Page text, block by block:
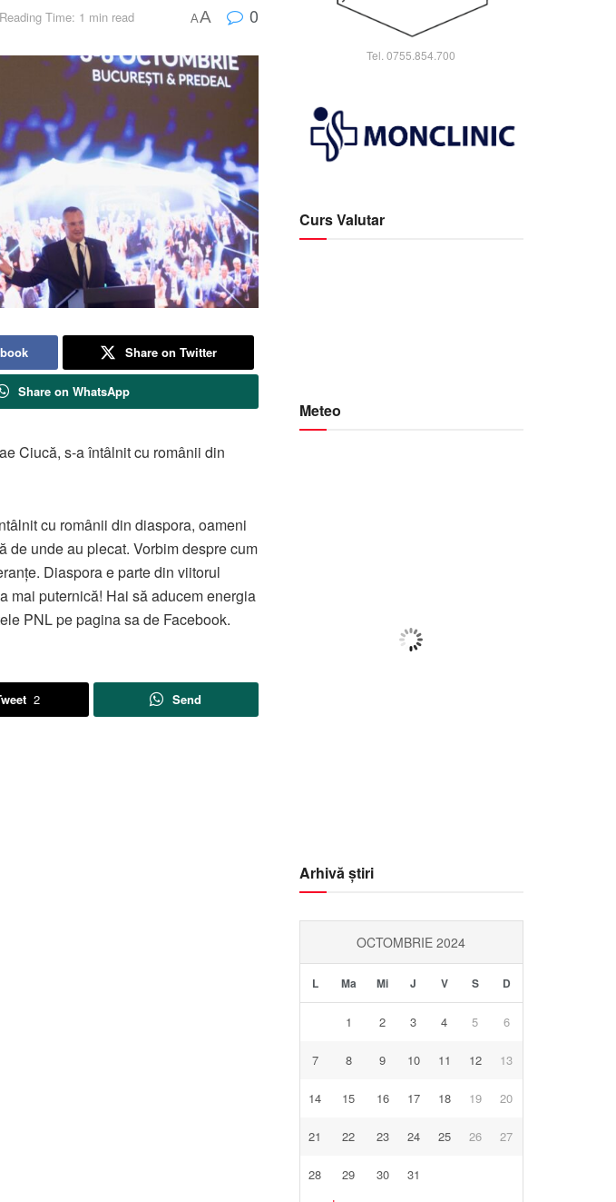
Reading Time: 1 min read AA 0
Share on Twitter
Share on WhatsApp
Ciucă, s-a întâlnit cu românii din
cu românii din diaspora, oameni
de unde au plecat. Vorbim despre cum
Diaspora e parte din viitorul
mai puternică! Hai să aducem energia
PNL pe pagina sa de Facebook.
2 Send
Tel. 0755.854.700
Curs Valutar
Meteo
Cer Acoperit De Nori
Wind Gust:
Arhivă știri
OCTOMBRIE 2024
L Ma Mi J V S D
1 2 3 4 5 6
7 8 9 10 11 12 13
14 15 16 17 18 19 20
21 22 23 24 25 26 27
28 29 30 31